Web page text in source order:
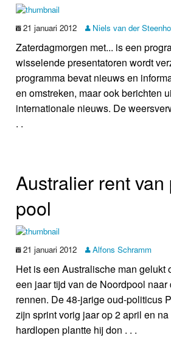
21 januari 2012 Niels van der
Zaterdagmorgen met... is een
wisselende presentatoren wordt
programma bevat nieuws en
en omstreken, maar ook berichten
internationale nieuws. De
. .
Australier rent
pool
21 januari 2012 Alfons Schramm
Het is een Australische man gelukt
een jaar tijd van de Noordpool
rennen. De 48-jarige oud-politicus
zijn sprint vorig jaar op 2 april en
hardlopen plantte hij don . . .